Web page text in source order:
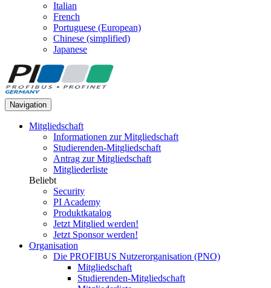
Italian
French
Portuguese (European)
Chinese (simplified)
Japanese
Navigation
Mitgliedschaft
Informationen zur Mitgliedschaft
Studierenden-Mitgliedschaft
Antrag zur Mitgliedschaft
Mitgliederliste
Beliebt
Security
PI Academy
Produktkatalog
Jetzt Mitglied werden!
Jetzt Sponsor werden!
Organisation
Die PROFIBUS Nutzerorganisation (PNO)
Mitgliedschaft
Studierenden-Mitgliedschaft